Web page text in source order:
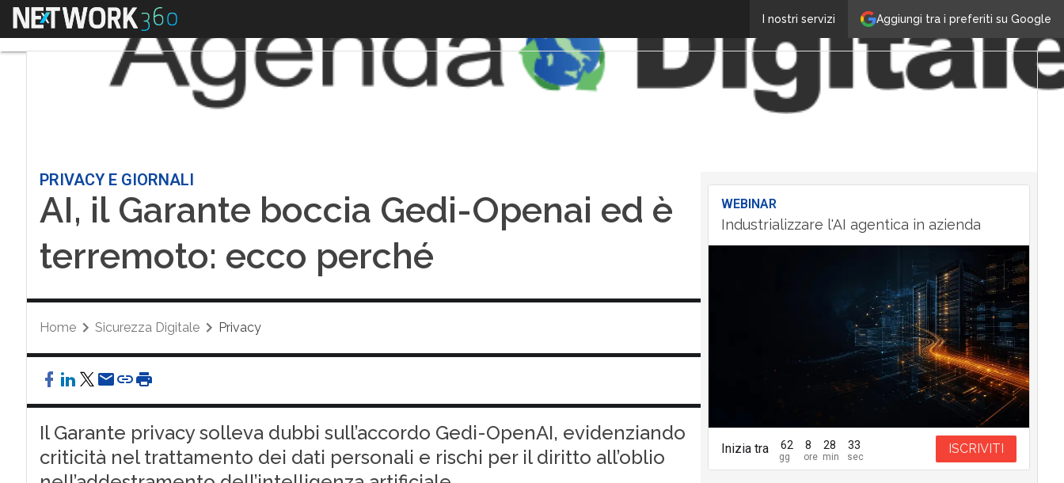
Aggiungi tra i preferiti su Google
I nostri servizi
Menu
PRIVACY E GIORNALI
AI, il Garante boccia Gedi-Openai ed è
terremoto: ecco perché
Home Sicurezza Digitale Privacy
Il Garante privacy solleva dubbi sull’accordo Gedi-OpenAI, evidenziando
criticità nel trattamento dei dati personali e rischi per il diritto all’oblio
WEBINAR
Industrializzare l'AI agentica in azienda
Inizia tra 62 8 28 32 ISCRIVITI